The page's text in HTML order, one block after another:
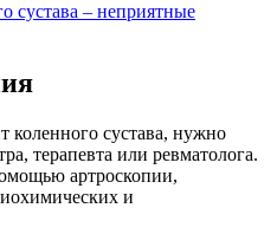
сустава – неприятные
коленного сустава, нужно
терапевта или ревматолога.
артроскопии,
и